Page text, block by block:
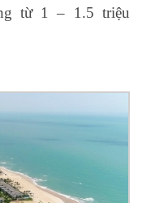
từ 1 – 1.5 triệu